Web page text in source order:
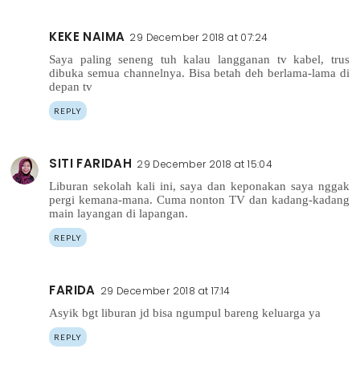
KEKE NAIMA 29 December 2018 at 07:24
Saya paling seneng tuh kalau langganan tv kabel, trus
dibuka semua channelnya. Bisa betah deh berlama-lama di
depan tv
REPLY
SITI FARIDAH 29 December 2018 at 15:04
Liburan sekolah kali ini, saya dan keponakan saya nggak
pergi kemana-mana. Cuma nonton TV dan kadang-kadang
main layangan di lapangan.
REPLY
FARIDA 29 December 2018 at 17:14
Asyik bgt liburan jd bisa ngumpul bareng keluarga ya
REPLY